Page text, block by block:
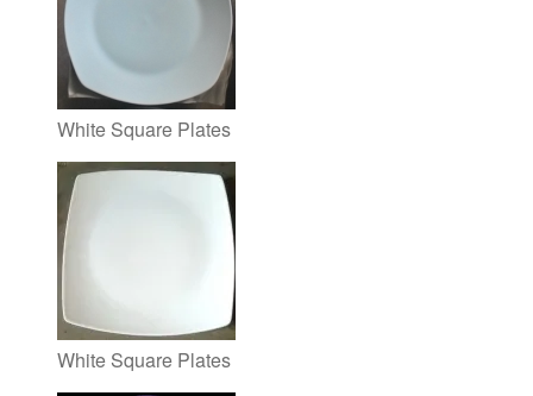
White Square Plates
White Square Plates